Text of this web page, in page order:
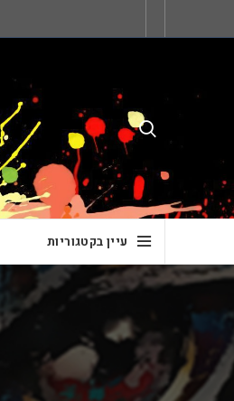
עיין בקטגוריות